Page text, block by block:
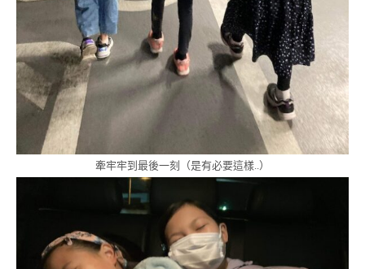
牽牢牢到最後一刻（是有必要這樣..）